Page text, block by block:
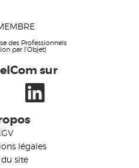
des Professionnels
par l'Objet)
sur
légales
du site